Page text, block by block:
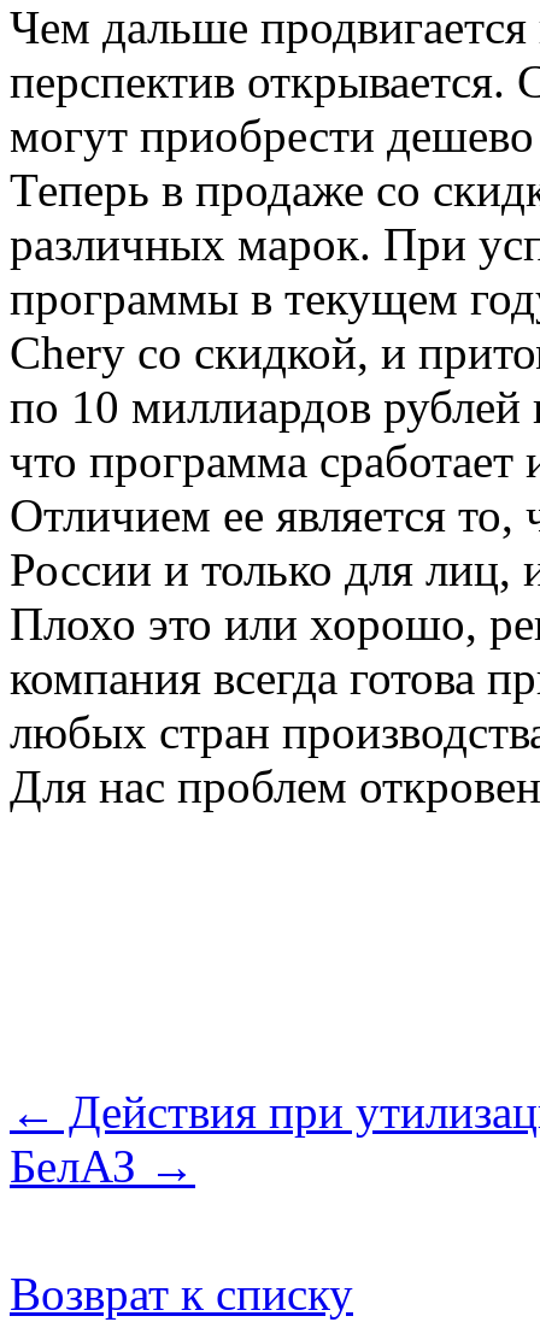
Чем дальше
перспектив открывается.
могут приобрести
Теперь в продаже со
различных марок. При
программы в текущем
Chery со скидкой, и
по 10 миллиардов рублей
что программа
Отличием ее является то,
России и только для
Плохо это или хорошо,
компания всегда готова
любых стран
Для нас проблем
← Действия при
БелАЗ →
Возврат к списку